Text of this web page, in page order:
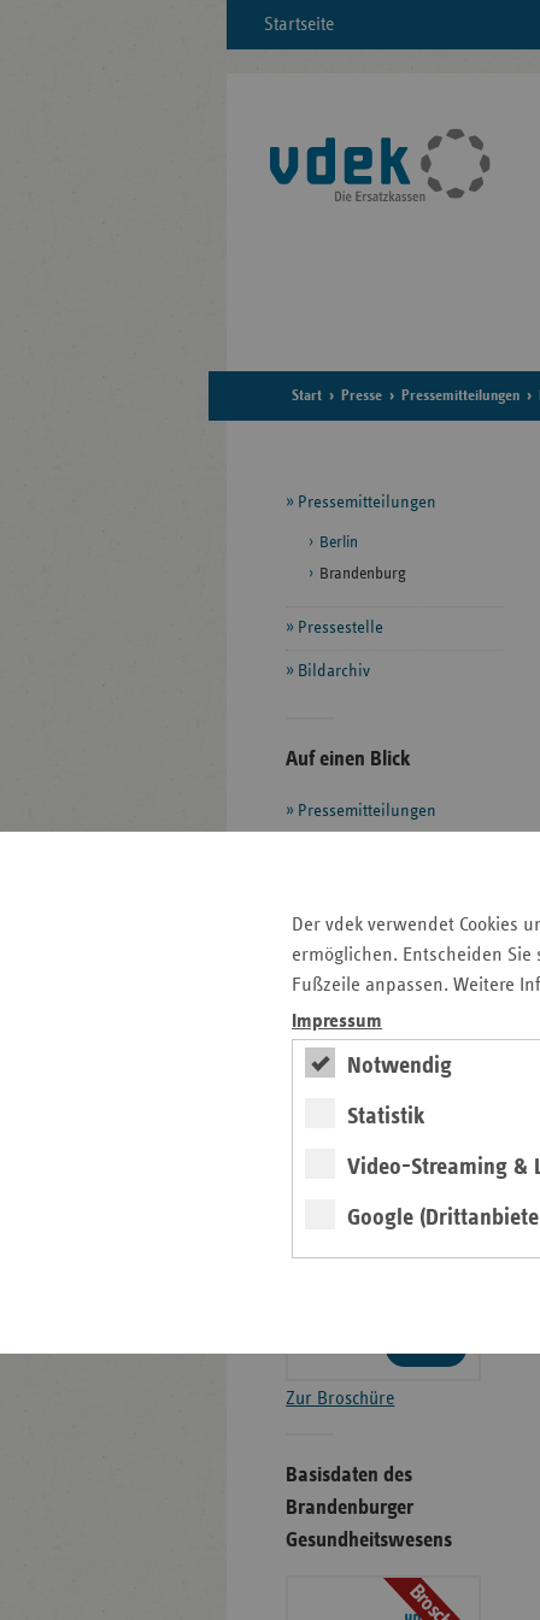
Der vdek verwendet Cookies
ermöglichen. Entscheiden
Fußzeile anpassen. Weitere
Impressum
Notwendig
Statistik
Video-Streaming &
Google
Startseite
Start Presse Pressemitteilungen
Seitennavigation
Pressemitteilungen
Berlin
Brandenburg
Pressestelle
Bildarchiv
Seitenleiste
weiteren
Auf einen Blick
Pressemitteilungen
Kontakt und Anfahrt
Basisdaten des
Berliner
Broschüre
Zur Broschüre
Basisdaten des
Brandenburger
Gesundheitswesens